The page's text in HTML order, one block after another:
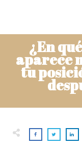
¿En
aparece
tu